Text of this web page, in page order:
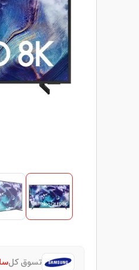
تسوق كل